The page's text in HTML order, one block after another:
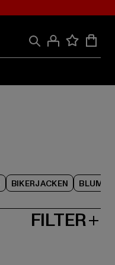
BIKERJACKEN
FILTER